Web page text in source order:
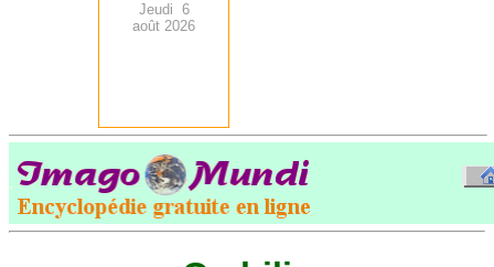
Jeudi 6
août 2026
.
-